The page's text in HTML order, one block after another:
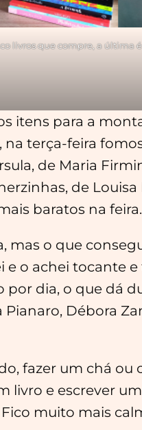
livros que compre, a última
itens para a
terça-feira
de Maria
de
baratos na feira.
o que
e o achei tocante
dia, o que dá
Débora
fazer um chá ou
livro e escrever
muito mais